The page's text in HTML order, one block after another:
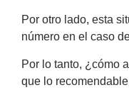
Por otro lado, esta
número en el caso
Por lo tanto, ¿cómo
que lo